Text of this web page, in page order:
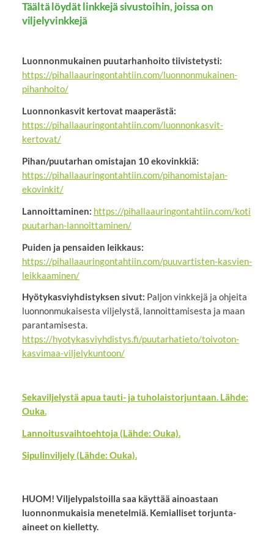
Täältä löydät linkkejä sivustoihin, joissa on
viljelyvinkkejä
Luonnonmukainen puutarhanhoito tiivistetysti:
https://pihallaauringontahtiin.com/luonnonmukainen-
pihanhoito/
Luonnonkasvit kertovat maaperästä:
https://pihallaauringontahtiin.com/luonnonkasvit-
kertovat/
Pihan/puutarhan omistajan 10 ekovinkkiä:
https://pihallaauringontahtiin.com/pihanomistajan-
ekovinkit/
Lannoittaminen: https://pihallaauringontahtiin.com/koti
puutarhan-lannoittaminen/
Puiden ja pensaiden leikkaus:
https://pihallaauringontahtiin.com/puuvartisten-kasvien-
leikkaaminen/
Hyötykasviyhdistyksen sivut: Paljon vinkkejä ja ohjeita
luonnonmukaisesta viljelystä, lannoittamisesta ja maan
parantamisesta.
https://hyotykasviyhdistys.fi/puutarhatieto/toivoton-
kasvimaa-viljelykuntoon/
Sekaviljelystä apua tauti- ja tuholaistorjuntaan. Lähde:
Ouka.
Lannoitusvaihtoehtoja (Lähde: Ouka).
Sipulinviljely (Lähde: Ouka).
HUOM! Viljelypalstoilla saa käyttää ainoastaan
luonnonmukaisia menetelmiä. Kemialliset torjunta-
aineet on kielletty.